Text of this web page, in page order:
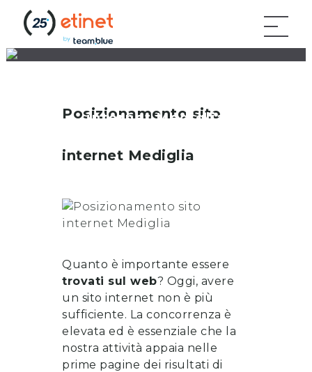
internet Mediglia
Posizionamento sito
internet Mediglia
Quanto è importante essere
trovati sul web? Oggi, avere
un sito internet non è più
sufficiente. La concorrenza è
elevata ed è essenziale che la
nostra attività appaia nelle
prime pagine dei risultati di